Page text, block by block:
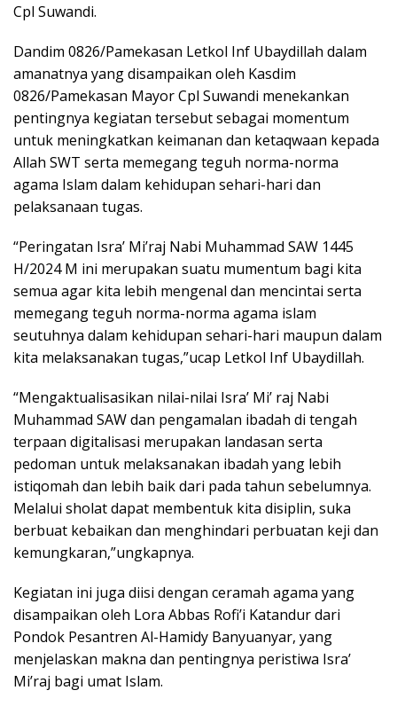
Cpl Suwandi.
Dandim 0826/Pamekasan Letkol Inf Ubaydillah dalam
amanatnya yang disampaikan oleh Kasdim
0826/Pamekasan Mayor Cpl Suwandi menekankan
pentingnya kegiatan tersebut sebagai momentum
untuk meningkatkan keimanan dan ketaqwaan kepada
Allah SWT serta memegang teguh norma-norma
agama Islam dalam kehidupan sehari-hari dan
pelaksanaan tugas.
“Peringatan Isra’ Mi’raj Nabi Muhammad SAW 1445
H/2024 M ini merupakan suatu mumentum bagi kita
semua agar kita lebih mengenal dan mencintai serta
memegang teguh norma-norma agama islam
seutuhnya dalam kehidupan sehari-hari maupun dalam
kita melaksanakan tugas,”ucap Letkol Inf Ubaydillah.
“Mengaktualisasikan nilai-nilai Isra’ Mi’ raj Nabi
Muhammad SAW dan pengamalan ibadah di tengah
terpaan digitalisasi merupakan landasan serta
pedoman untuk melaksanakan ibadah yang lebih
istiqomah dan lebih baik dari pada tahun sebelumnya.
Melalui sholat dapat membentuk kita disiplin, suka
berbuat kebaikan dan menghindari perbuatan keji dan
kemungkaran,”ungkapnya.
Kegiatan ini juga diisi dengan ceramah agama yang
disampaikan oleh Lora Abbas Rofi’i Katandur dari
Pondok Pesantren Al-Hamidy Banyuanyar, yang
menjelaskan makna dan pentingnya peristiwa Isra’
Mi’raj bagi umat Islam.